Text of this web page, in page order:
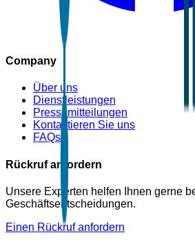
Company
Über uns
Dienstleistungen
Pressemitteilungen
Kontaktieren Sie uns
FAQs
Rückruf anfordern
Unsere Experten helfen Ihnen gerne
Geschäftsentscheidungen.
Einen Rückruf anfordern